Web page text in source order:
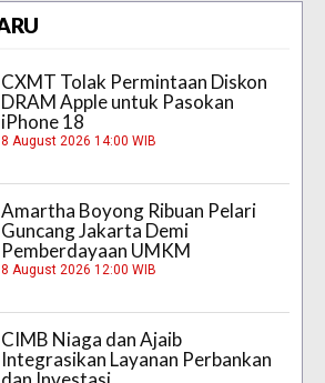
CXMT Tolak Permintaan Diskon
DRAM Apple untuk Pasokan
iPhone 18
8 August 2026 14:00 WIB
Amartha Boyong Ribuan Pelari
Guncang Jakarta Demi
Pemberdayaan UMKM
8 August 2026 12:00 WIB
CIMB Niaga dan Ajaib
Integrasikan Layanan Perbankan